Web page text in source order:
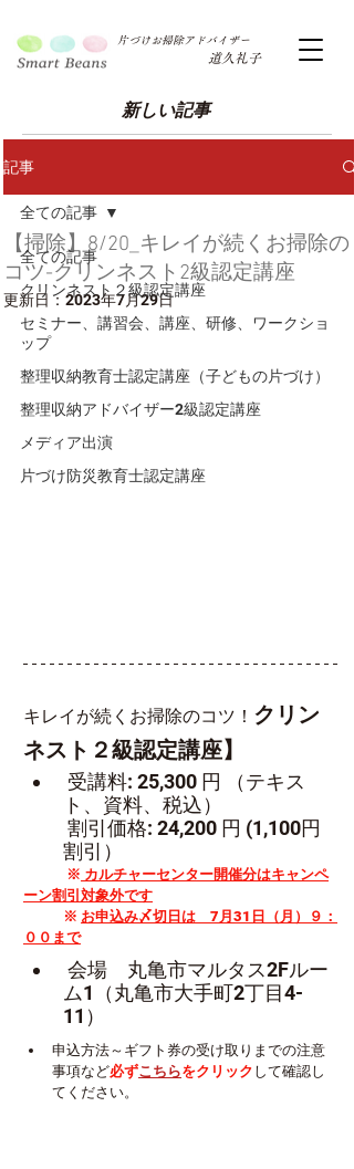
片づけお掃除アドバイザー
道久礼子
新しい記事
記事
全ての記事
クリンネスト２級認定講座
セミナー、講習会、講座、研修、ワークショ
ップ
整理収納教育士認定講座（子どもの片づけ）
整理収納アドバイザー2級認定講座
メディア出演
片づけ防災教育士認定講座
全ての記事
【掃除】8/20_キレイが続くお掃除の
コツ-クリンネスト2級認定講座
更新日： 2023年7月29日
キレイが続くお掃除のコツ！ クリン
ネスト２級認定講座】
ト、資料、税込）
割引）
※ カルチャーセンター開催分はキャンペ
ーン割引対象外です
            ※
お申込み〆切日は　7月31日（月）９：
００まで
ム1（丸亀市大手町2丁目4-
11）
申込方法～ギフト券の受け取りまでの注意
事項など必ずこちらをクリック して確認し
てください。